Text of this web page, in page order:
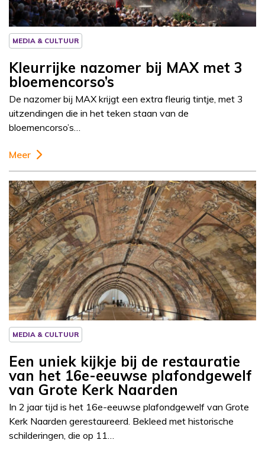
MEDIA & CULTUUR
Kleurrijke nazomer bij MAX met 3
bloemencorso’s
De nazomer bij MAX krijgt een extra fleurig tintje, met 3
uitzendingen die in het teken staan van de
bloemencorso’s…
Meer
MEDIA & CULTUUR
Een uniek kijkje bij de restauratie
van het 16e-eeuwse plafondgewelf
van Grote Kerk Naarden
In 2 jaar tijd is het 16e-eeuwse plafondgewelf van Grote
Kerk Naarden gerestaureerd. Bekleed met historische
schilderingen, die op 11…